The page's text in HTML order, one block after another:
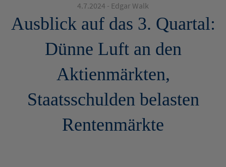
4.7.2024 - Edgar Walk
Ausblick auf das 3. Quartal:
Dünne Luft an den
Aktienmärkten,
Staatsschulden belasten
Rentenmärkte